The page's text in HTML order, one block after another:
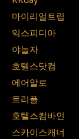
마이리얼트립
익스피디아
야놀자
호텔스닷컴
에어알로
트리플
호텔스컴바인
스카이스캐너